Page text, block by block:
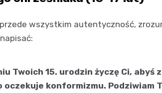
wszystkim autentyczność,
Twoich 15. urodzin życzę Ci, abyś
konformizmu. Podziwiam